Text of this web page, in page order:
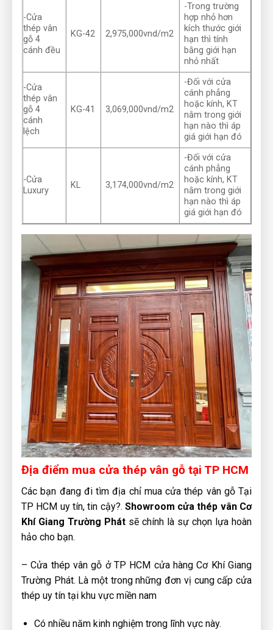
-Cửa
thép vân
gỗ 4
cánh đều
KG-42 2,975,000vnd/m2
-Trong trường
hợp nhỏ hơn
kích thước giới
hạn thì tính
bằng giới hạn
nhỏ nhất
-Cửa
thép vân
gỗ 4
cánh
lệch
KG-41 3,069,000vnd/m2
-Đối với cửa
cánh phẳng
hoặc kính, KT
nằm trong giới
hạn nào thì áp
giá giới hạn đó
-Cửa
Luxury
KL 3,174,000vnd/m2
-Đối với cửa
cánh phẳng
hoặc kính, KT
nằm trong giới
hạn nào thì áp
giá giới hạn đó
Địa điểm mua cửa thép vân gỗ tại TP HCM
Các bạn đang đi tìm địa chỉ mua cửa thép vân gỗ Tại
TP HCM uy tín, tin cậy?. Showroom cửa thép vân Cơ
Khí Giang Trường Phát sẽ chính là sự chọn lựa hoàn
hảo cho bạn.
– Cửa thép vân gỗ ở TP HCM cửa hàng Cơ Khí Giang
Trường Phát. Là một trong những đơn vị cung cấp cửa
thép uy tín tại khu vực miền nam
Có nhiều năm kinh nghiệm trong lĩnh vực này.